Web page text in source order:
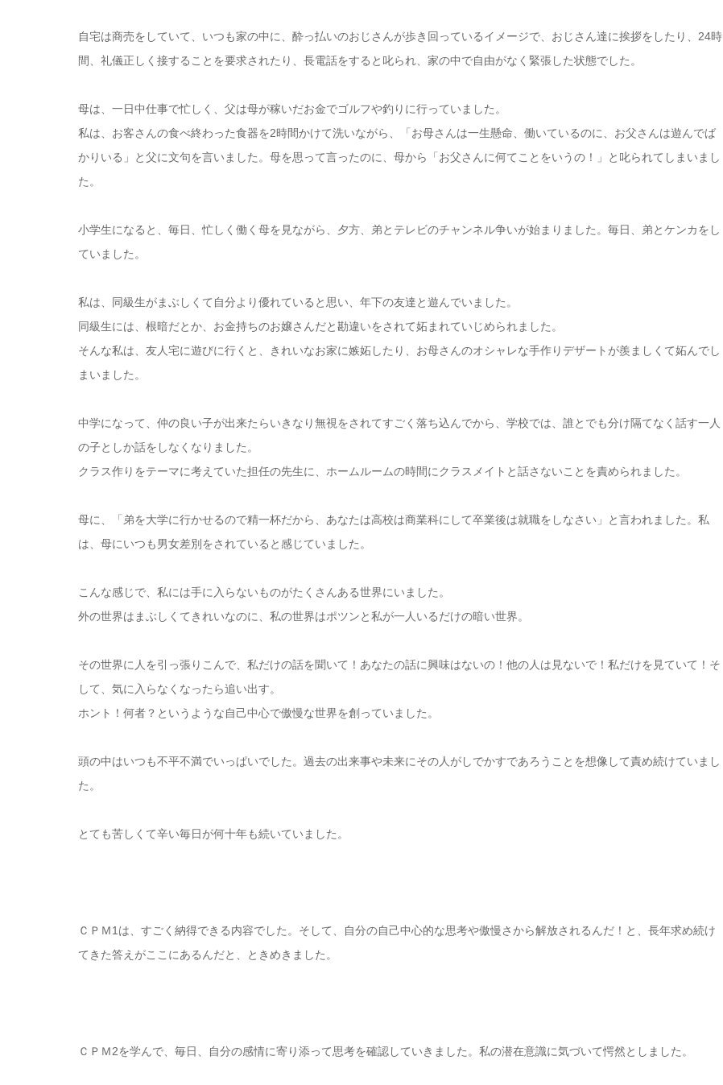
自宅は商売をしていて、いつも家の中に、酔っ払いのおじさんが歩き回っているイメージで、おじさん達に挨拶をしたり、24時
間、礼儀正しく接することを要求されたり、長電話をすると叱られ、家の中で自由がなく緊張した状態でした。
母は、一日中仕事で忙しく、父は母が稼いだお金でゴルフや釣りに行っていました。
私は、お客さんの食べ終わった食器を2時間かけて洗いながら、「お母さんは一生懸命、働いているのに、お父さんは遊んでば
かりいる」と父に文句を言いました。母を思って言ったのに、母から「お父さんに何てことをいうの！」と叱られてしまいまし
た。
小学生になると、毎日、忙しく働く母を見ながら、夕方、弟とテレビのチャンネル争いが始まりました。毎日、弟とケンカをし
ていました。
私は、同級生がまぶしくて自分より優れていると思い、年下の友達と遊んでいました。
同級生には、根暗だとか、お金持ちのお嬢さんだと勘違いをされて妬まれていじめられました。
そんな私は、友人宅に遊びに行くと、きれいなお家に嫉妬したり、お母さんのオシャレな手作りデザートが羨ましくて妬んでし
まいました。
中学になって、仲の良い子が出来たらいきなり無視をされてすごく落ち込んでから、学校では、誰とでも分け隔てなく話す一人
の子としか話をしなくなりました。
クラス作りをテーマに考えていた担任の先生に、ホームルームの時間にクラスメイトと話さないことを責められました。
母に、「弟を大学に行かせるので精一杯だから、あなたは高校は商業科にして卒業後は就職をしなさい」と言われました。私
は、母にいつも男女差別をされていると感じていました。
こんな感じで、私には手に入らないものがたくさんある世界にいました。
外の世界はまぶしくてきれいなのに、私の世界はポツンと私が一人いるだけの暗い世界。
その世界に人を引っ張りこんで、私だけの話を聞いて！あなたの話に興味はないの！他の人は見ないで！私だけを見ていて！そ
して、気に入らなくなったら追い出す。
ホント！何者？というような自己中心で傲慢な世界を創っていました。
頭の中はいつも不平不満でいっぱいでした。過去の出来事や未来にその人がしでかすであろうことを想像して責め続けていまし
た。
とても苦しくて辛い毎日が何十年も続いていました。
ＣＰＭ1は、すごく納得できる内容でした。そして、自分の自己中心的な思考や傲慢さから解放されるんだ！と、長年求め続け
てきた答えがここにあるんだと、ときめきました。
ＣＰＭ2を学んで、毎日、自分の感情に寄り添って思考を確認していきました。私の潜在意識に気づいて愕然としました。